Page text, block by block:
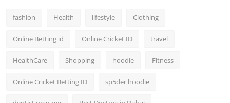
fashion Health lifestyle Clothing
Online Betting id Online Cricket ID travel
HealthCare Shopping hoodie Fitness
Online Cricket Betting ID sp5der hoodie